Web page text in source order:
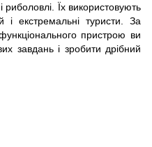
Їх використовують
і екстремальні туристи. За
пристрою ви
завдань і зробити дрібний